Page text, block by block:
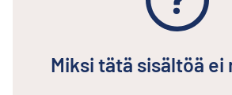
Miksi tätä sisältöä ei